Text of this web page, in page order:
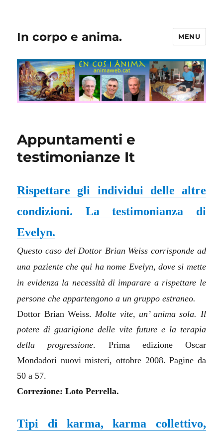
In corpo e anima. MENU
Appuntamenti e
testimonianze It
Rispettare gli individui delle altre
condizioni. La testimonianza di
Evelyn.
Questo caso del Dottor Brian Weiss corrisponde ad
una paziente che qui ha nome Evelyn, dove si mette
in evidenza la necessità di imparare a rispettare le
persone che appartengono a un gruppo estraneo.
Dottor Brian Weiss.Molte vite, un’ anima sola. Il
potere di guarigione delle vite future e la terapia
della progressione. Prima edizione Oscar
Mondadori nuovi misteri, ottobre 2008. Pagine da
50 a 57.
Correzione: Loto Perrella.
Tipi di karma, karma collettivo,